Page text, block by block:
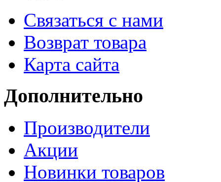
Связаться с нами
Возврат товара
Карта сайта
Дополнительно
Производители
Акции
Новинки товаров